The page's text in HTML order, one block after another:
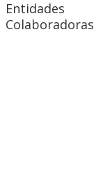
Entidades
Colaboradoras